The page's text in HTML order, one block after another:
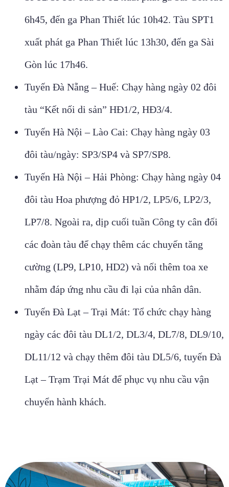
6h45, đến ga Phan Thiết lúc 10h42. Tàu SPT1
xuất phát ga Phan Thiết lúc 13h30, đến ga Sài
Gòn lúc 17h46.
Tuyến Đà Nẵng – Huế: Chạy hàng ngày 02 đôi
tàu “Kết nối di sản” HĐ1/2, HĐ3/4.
Tuyến Hà Nội – Lào Cai: Chạy hàng ngày 03
đôi tàu/ngày: SP3/SP4 và SP7/SP8.
Tuyến Hà Nội – Hải Phòng: Chạy hàng ngày 04
đôi tàu Hoa phượng đỏ HP1/2, LP5/6, LP2/3,
LP7/8. Ngoài ra, dịp cuối tuần Công ty cân đối
các đoàn tàu để chạy thêm các chuyến tăng
cường (LP9, LP10, HD2) và nối thêm toa xe
nhằm đáp ứng nhu cầu đi lại của nhân dân.
Tuyến Đà Lạt – Trại Mát: Tổ chức chạy hàng
ngày các đôi tàu DL1/2, DL3/4, DL7/8, DL9/10,
DL11/12 và chạy thêm đôi tàu DL5/6, tuyến Đà
Lạt – Trạm Trại Mát để phục vụ nhu cầu vận
chuyển hành khách.